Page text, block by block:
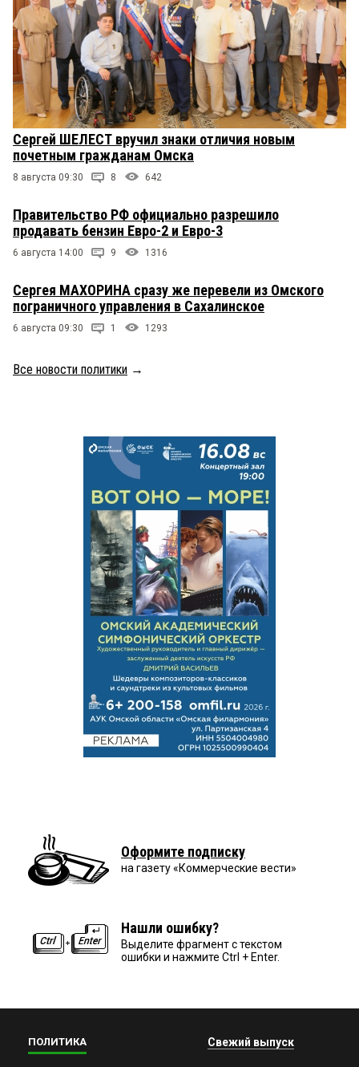
Сергей ШЕЛЕСТ вручил знаки отличия новым
почетным гражданам Омска
8 августа 09:30 8 642
Правительство РФ официально разрешило
продавать бензин Евро-2 и Евро-3
6 августа 14:00 9 1316
Сергея МАХОРИНА сразу же перевели из Омского
пограничного управления в Сахалинское
6 августа 09:30 1 1293
Все новости политики →
Оформите подписку
на газету «Коммерческие вести»
Нашли ошибку?
Выделите фрагмент с текстом
ошибки и нажмите Ctrl + Enter.
ПОЛИТИКА Свежий выпуск